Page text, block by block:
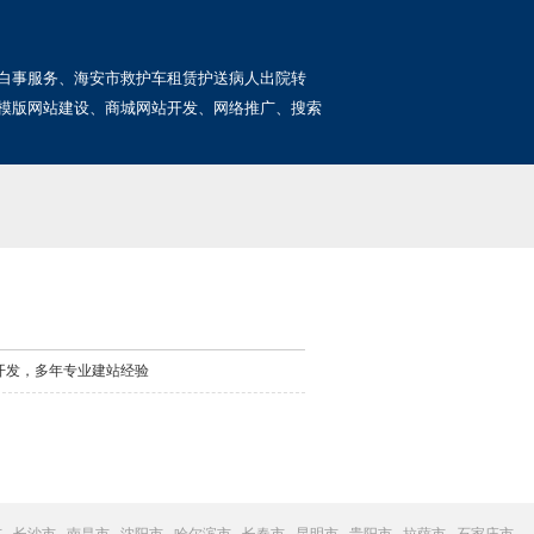
事服务、海安市救护车租赁护送病人出院转
版网站建设、商城网站开发、网络推广、搜索
，多年专业建站经验